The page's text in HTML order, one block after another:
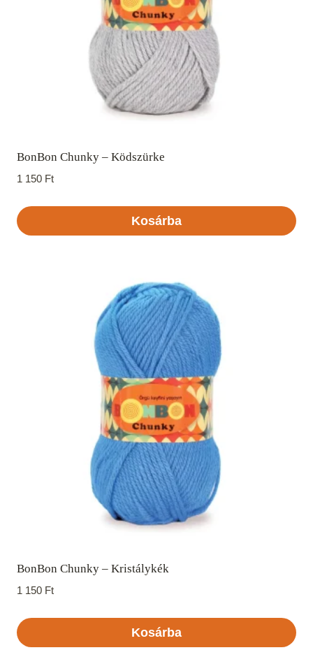
BonBon Chunky – Ködszürke
1 150 Ft
Kosárba
BonBon Chunky – Kristálykék
1 150 Ft
Kosárba